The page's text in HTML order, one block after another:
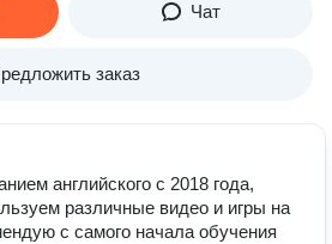
Чат
заказ
английского с 2018 года,
различные видео и игры на
с самого начала обучения